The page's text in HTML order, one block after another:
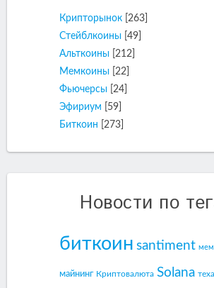
Крипторынок
[263]
Стейблкоины [49]
Альткоины
[212]
Мемкоины
[22]
Фьючерсы
[24]
Эфириум
[59]
Биткоин
[273]
Новости по
биткоин santiment
майнинг Криптовалюта Solana